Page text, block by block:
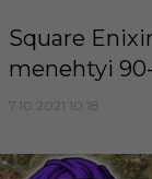
Square
menehtyi
7.10.2021 10:18